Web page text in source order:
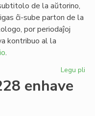
de la aŭtorino,
ĉi-sube parton de la
por periodaĵoj
kontribuo al la
.
Legu pli
enhave